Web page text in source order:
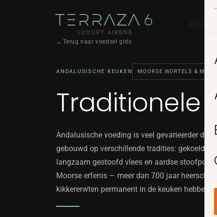
Alhambra Wijken
Terug naar voedsel gids
ANDALUSISCHE KEUKEN MOORSE WORTELS &
Traditionele
Andalusische voeding is veel gevarieerder dan
gebouwd op verschillende tradities: gekoelde
langzaam gestoofd vlees en aardse
Moorse erfenis — meer dan 700 jaar
kikkererwten permanent in de keuken hebben